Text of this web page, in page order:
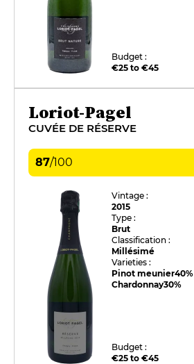
Budget :
€25 to €45
Loriot-Pagel
CUVÉE DE RÉSERVE
87/100
Vintage :
2015
Type :
Brut
Classification :
Millésimé
Varieties :
Pinot meunier40%
Chardonnay30%
Budget :
€25 to €45